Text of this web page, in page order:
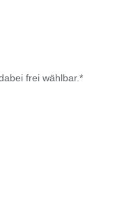
frei wählbar.*